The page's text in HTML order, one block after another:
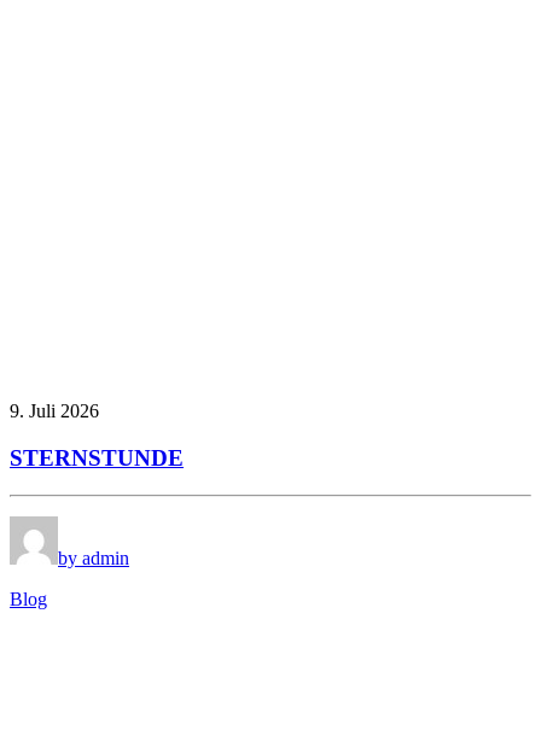
9. Juli 2026
STERNSTUNDE
by admin
Blog